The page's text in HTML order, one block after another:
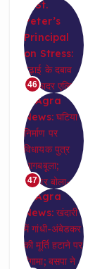
46
47